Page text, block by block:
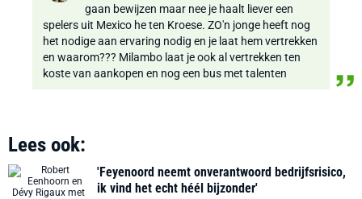
gaan bewijzen maar nee je haalt liever een
spelers uit Mexico he ten Kroese. ZO'n jonge heeft nog
het nodige aan ervaring nodig en je laat hem vertrekken
en waarom??? Milambo laat je ook al vertrekken ten
koste van aankopen en nog een bus met talenten
Lees ook:
'Feyenoord neemt onverantwoord bedrijfsrisico,
ik vind het echt héél bijzonder'